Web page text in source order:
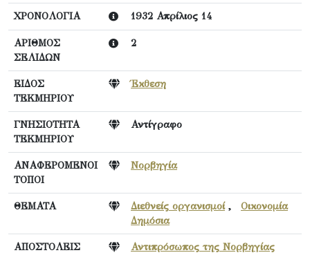
ΧΡΟΝΟΛΟΓΙΑ 1932 Απρίλιος 14
ΑΡΙΘΜΟΣ
ΣΕΛΙΔΩΝ
2
ΕΙΔΟΣ
ΤΕΚΜΗΡΙΟΥ
Έκθεση
ΓΝΗΣΙΟΤΗΤΑ
ΤΕΚΜΗΡΙΟΥ
Αντίγραφο
ΑΝΑΦΕΡΟΜΕΝΟΙ
ΤΟΠΟΙ
Νορβηγία
ΘΕΜΑΤΑ Διεθνείς οργανισμοί, Οικονομία
Δημόσια
ΑΠΟΣΤΟΛΕΙΣ Αντιπρόσωπος της Νορβηγίας